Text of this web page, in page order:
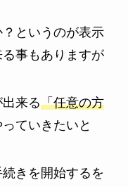
というのが表示
事もありますが
来る「任意の方
ていきたいと
きを開始するを